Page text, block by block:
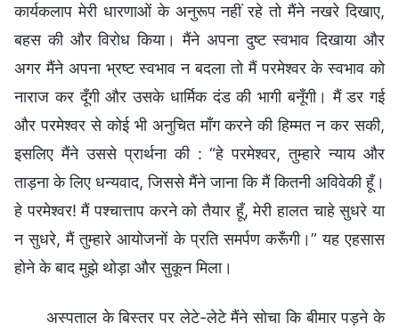
कार्यकलाप मेरी धारणाओं के अनुरूप नहीं रहे तो मैंने नखरे दिखाए,
बहस की और विरोध किया। मैंने अपना दुष्ट स्वभाव दिखाया और
अगर मैंने अपना भ्रष्ट स्वभाव न बदला तो मैं परमेश्वर के स्वभाव को
नाराज कर दूँगी और उसके धार्मिक दंड की भागी बनूँगी। मैं डर गई
और परमेश्वर से कोई भी अनुचित माँग करने की हिम्मत न कर सकी,
इसलिए मैंने उससे प्रार्थना की : “हे परमेश्वर, तुम्हारे न्याय और
ताड़ना के लिए धन्यवाद, जिससे मैंने जाना कि मैं कितनी अविवेकी हूँ।
हे परमेश्वर! मैं पश्चात्ताप करने को तैयार हूँ, मेरी हालत चाहे सुधरे या
न सुधरे, मैं तुम्हारे आयोजनों के प्रति समर्पण करूँगी।” यह एहसास
होने के बाद मुझे थोड़ा और सुकून मिला।
अस्पताल के बिस्तर पर लेटे-लेटे मैंने सोचा कि बीमार पड़ने के